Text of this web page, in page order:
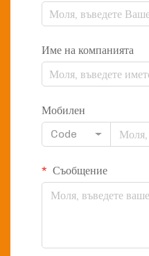
Име на компанията
Мобилен
Code
Съобщение